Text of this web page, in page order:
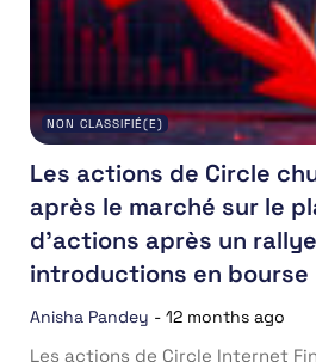
NON CLASSIFIÉ(E)
Les actions de Circle
après le marché sur le
d’actions après un
introductions en bourse
Anisha Pandey - 12 months ago
Les actions de Circle Internet